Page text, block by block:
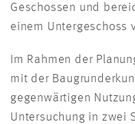
Geschossen und
einem Untergeschoss
Im Rahmen der
mit der
gegenwärtigen
Untersuchung in zwei